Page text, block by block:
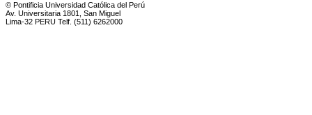
© Pontificia Universidad Católica del Perú
Av. Universitaria 1801, San Miguel
Lima-32 PERU Telf. (511) 6262000